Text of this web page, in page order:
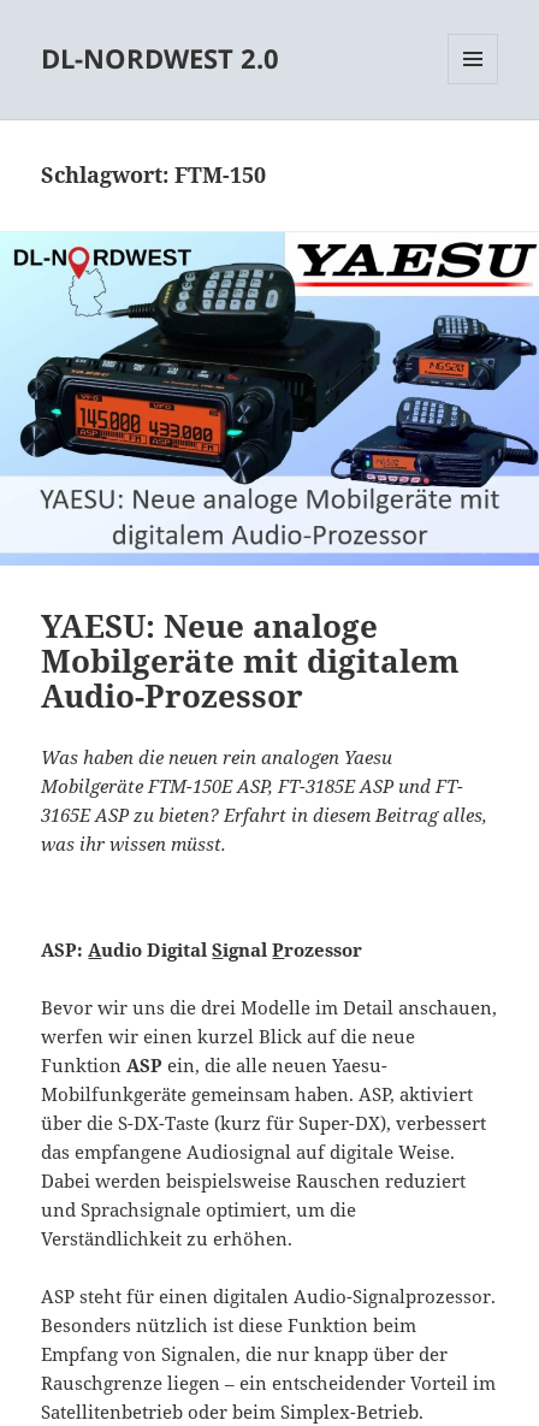
DL-NORDWEST 2.0
Schlagwort:FTM-150
YAESU: Neue analoge
Mobilgeräte mit digitalem
Audio-Prozessor
Was haben die neuen rein analogen Yaesu
Mobilgeräte FTM-150E ASP, FT-3185E ASP und FT-
3165E ASP zu bieten? Erfahrt in diesem Beitrag alles,
was ihr wissen müsst.
ASP: Audio DigitalSignalProzessor
Bevor wir uns die drei Modelle im Detail anschauen,
werfen wir einen kurzel Blick auf die neue
Funktion ASP ein, die alle neuen Yaesu-
Mobilfunkgeräte gemeinsam haben. ASP, aktiviert
über die S-DX-Taste (kurz für Super-DX), verbessert
das empfangene Audiosignal auf digitale Weise.
Dabei werden beispielsweise Rauschen reduziert
und Sprachsignale optimiert, um die
Verständlichkeit zu erhöhen.
ASP steht für einen digitalen Audio-Signalprozessor.
Besonders nützlich ist diese Funktion beim
Empfang von Signalen, die nur knapp über der
Rauschgrenze liegen – ein entscheidender Vorteil im
Satellitenbetrieb oder beim Simplex-Betrieb.